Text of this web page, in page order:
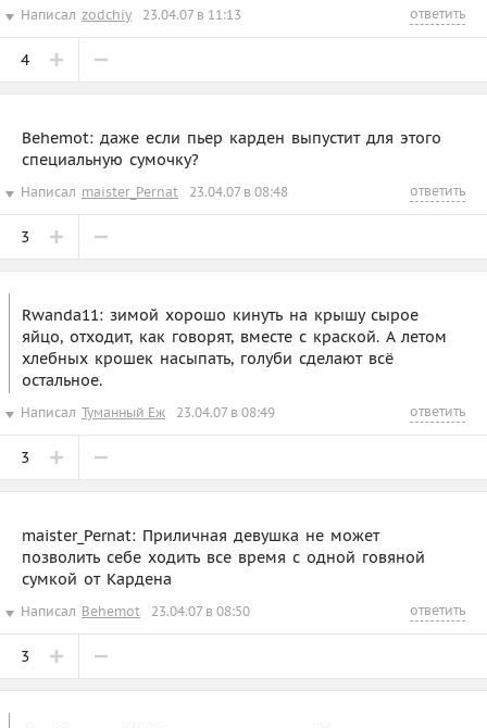
Написал zodchiy 23.04.07 в 11:13 ответить
4
Behemot: даже если пьер карден выпустит для этого
специальную сумочку?
Написал maister_Pernat 23.04.07 в 08:48 ответить
3
Rwanda11: зимой хорошо кинуть на крышу сырое
яйцо, отходит, как говорят, вместе с краской. А летом
хлебных крошек насыпать, голуби сделают всё
остальное.
Написал Туманный Еж 23.04.07 в 08:49 ответить
3
maister_Pernat: Приличная девушка не может
позволить себе ходить все время с одной говяной
сумкой от Кардена
Написал Behemot 23.04.07 в 08:50 ответить
3